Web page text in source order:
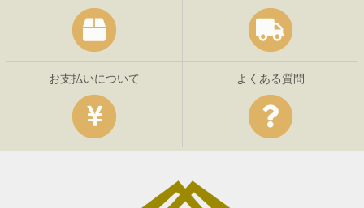
お支払いについて よくある質問